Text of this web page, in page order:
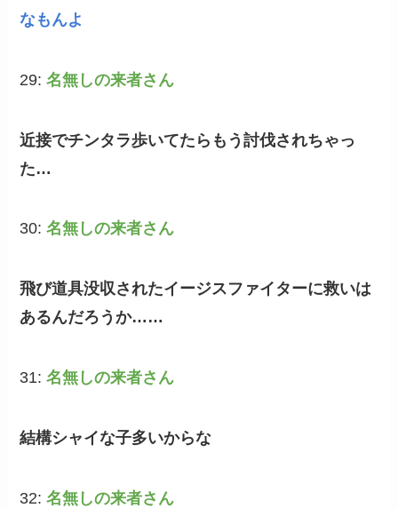
なもんよ
29:名無しの来者さん
近接でチンタラ歩いてたらもう討伐されちゃっ
た…
30:名無しの来者さん
飛び道具没収されたイージスファイターに救いは
あるんだろうか……
31:名無しの来者さん
結構シャイな子多いからな
32:名無しの来者さん